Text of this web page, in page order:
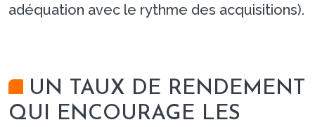
adéquation avec le rythme des acquisitions).
UN TAUX DE RENDEMENT
QUI ENCOURAGE LES